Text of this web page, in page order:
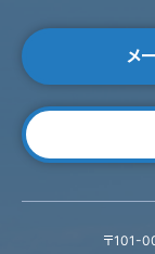
メ
〒101-